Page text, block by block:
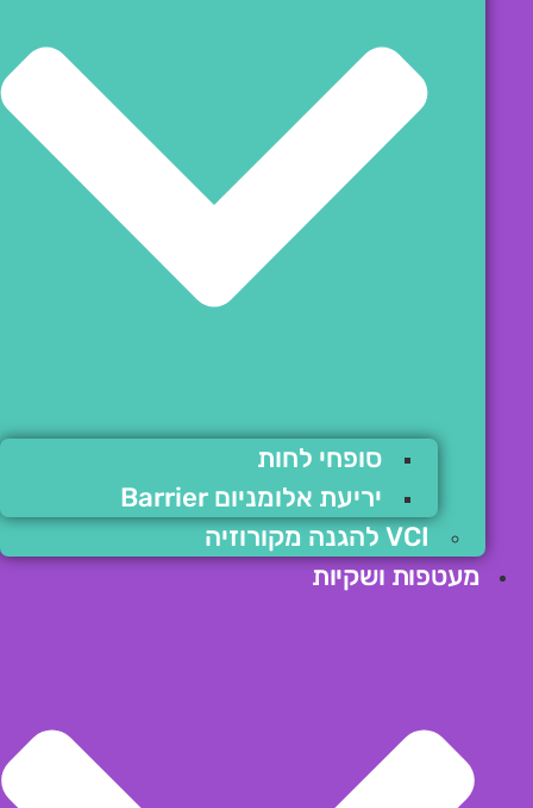
סופחי לחות
יריעת אלומניום Barrier
VCI להגנה מקורוזיה
מעטפות ושקיות